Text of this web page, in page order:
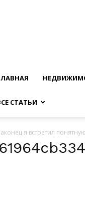
СТАТЬИ
я встретил